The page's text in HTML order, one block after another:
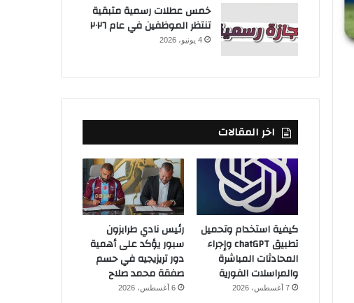
خمس عطلات رسمية متبقية
تنتظر الموظفين في عام ٢٠٢٦
4 يونيو، 2026
اخر المقالات
كيفية استخدام وتحميل
تطبيق chatGPT وإجراء
المحادثات المباشرة
والمراسلات الفورية
7 أغسطس، 2026
رئيس نادي طرابزون
سبور يؤكد على أهمية
دور تريزيجيه في حسم
صفقة محمد صلاح
6 أغسطس، 2026